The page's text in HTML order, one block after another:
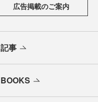
広告掲載のご案内
記事
BOOKS